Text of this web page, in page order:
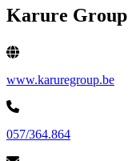
Karure Group
www.karuregroup.be
057/364.864